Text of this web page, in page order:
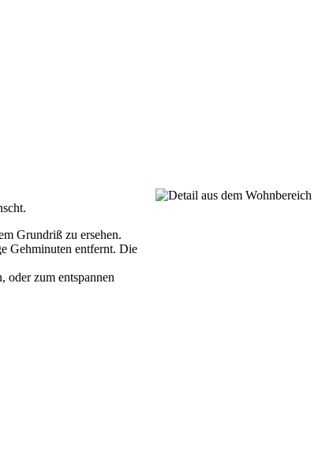
Grundriß zu ersehen.
Gehminuten entfernt. Die
oder zum entspannen